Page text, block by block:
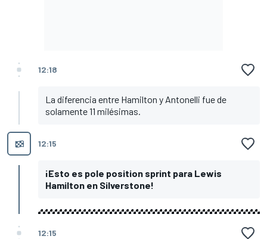
12:18
La diferencia entre Hamilton y Antonelli fue de
solamente 11 milésimas.
12:15
¡Esto es pole position sprint para Lewis
Hamilton en Silverstone!
12:15